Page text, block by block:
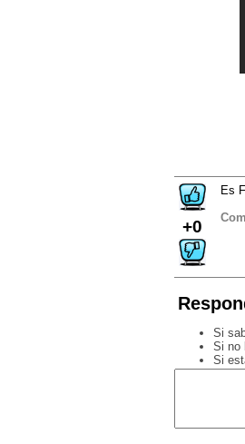
+0
Es
Si
Si no
Si